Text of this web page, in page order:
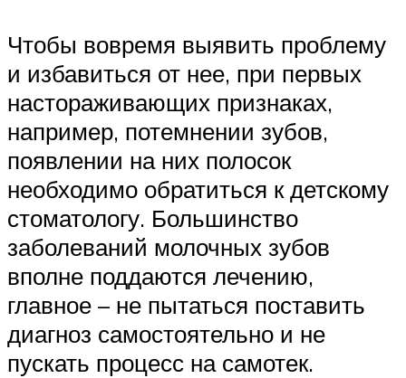
Чтобы вовремя выявить проблему
и избавиться от нее, при первых
настораживающих признаках,
например, потемнении зубов,
появлении на них полосок
необходимо обратиться к детскому
стоматологу. Большинство
заболеваний молочных зубов
вполне поддаются лечению,
главное – не пытаться поставить
диагноз самостоятельно и не
пускать процесс на самотек.